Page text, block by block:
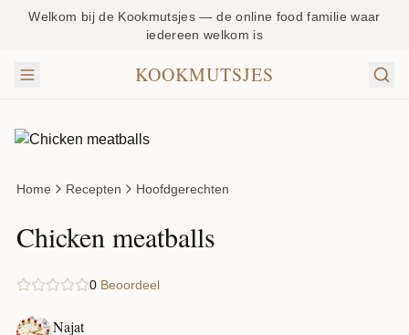
Welkom bij de Kookmutsjes — de online food familie waar
iedereen welkom is
KOOKMUTSJES
Home Recepten Hoofdgerechten
Chicken meatballs
0 Beoordeel
Najat